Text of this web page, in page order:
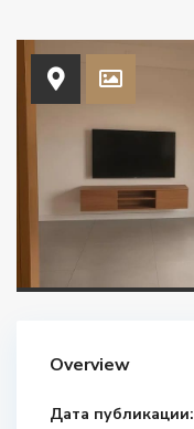
Overview
Дата публикации: